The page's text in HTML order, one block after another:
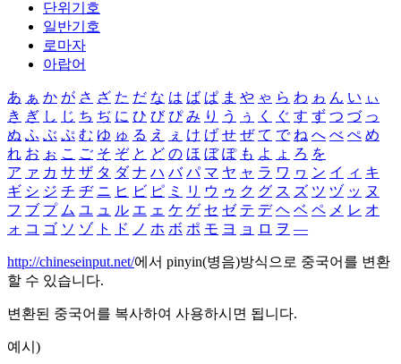
단위기호
일반기호
로마자
아랍어
あ ぁ か が さ ざ た だ な は ば ぱ ま や ゃ ら わ ゎ ん い ぃ
き ぎ し じ ち ぢ に ひ び ぴ み り う ぅ く ぐ す ず つ づ っ
ぬ ふ ぶ ぷ む ゆ ゅ る え ぇ け げ せ ぜ て で ね へ べ ぺ め
れ お ぉ こ ご そ ぞ と ど の ほ ぼ ぽ も よ ょ ろ を
ア ァ カ サ ザ タ ダ ナ ハ バ パ マ ヤ ャ ラ ワ ヮ ン イ ィ キ
ギ シ ジ チ ヂ ニ ヒ ビ ピ ミ リ ウ ゥ ク グ ス ズ ツ ヅ ッ ヌ
フ ブ プ ム ユ ュ ル エ ェ ケ ゲ セ ゼ テ デ ヘ ベ ペ メ レ オ
ォ コ ゴ ソ ゾ ト ド ノ ホ ボ ポ モ ヨ ョ ロ ヲ ―
http://chineseinput.net/에서 pinyin(병음)방식으로 중국어를 변환
할 수 있습니다.
변환된 중국어를 복사하여 사용하시면 됩니다.
예시)